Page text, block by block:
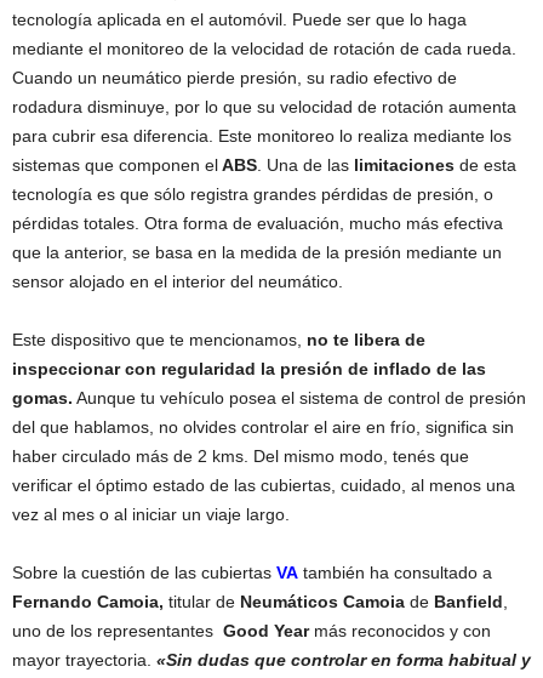
tecnología aplicada en el automóvil. Puede ser que lo haga
mediante el monitoreo de la velocidad de rotación de cada rueda.
Cuando un neumático pierde presión, su radio efectivo de
rodadura disminuye, por lo que su velocidad de rotación aumenta
para cubrir esa diferencia. Este monitoreo lo realiza mediante los
sistemas que componen elABS . Una de las limitaciones de esta
tecnología es que sólo registra grandes pérdidas de presión, o
pérdidas totales. Otra forma de evaluación, mucho más efectiva
que la anterior, se basa en la medida de la presión mediante un
sensor alojado en el interior del neumático.
Este dispositivo que te mencionamos, no te libera de
inspeccionar con regularidad la presión de inflado de las
gomas. Aunque tu vehículo posea el sistema de control de presión
del que hablamos, no olvides controlar el aire en frío, significa sin
haber circulado más de 2 kms. Del mismo modo, tenés que
verificar el óptimo estado de las cubiertas, cuidado, al menos una
vez al mes o al iniciar un viaje largo.
Sobre la cuestión de las cubiertas VA también ha consultado a
Fernando Camoia, titular de Neumáticos Camoia de Banfield
uno de los representantes Good Yearmás reconocidos y con
mayor trayectoria. «Sin dudas que controlar en forma habitual y